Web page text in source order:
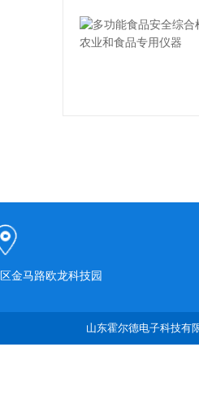
金马路欧龙科技园
山东霍尔德电子科技有